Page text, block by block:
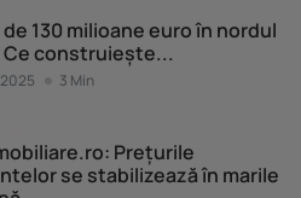
130 milioane euro în nordul
construiește...
3 Min
Prețurile
se stabilizează în marile